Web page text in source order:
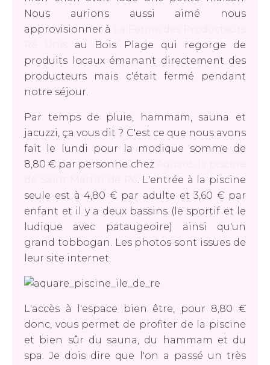
Nous aurions aussi aimé nous
approvisionner à
au Bois Plage qui regorge de
produits locaux émanant directement des
producteurs mais c'était fermé pendant
notre séjour.
Par temps de pluie, hammam, sauna et
jacuzzi, ça vous dit ? C'est ce que nous avons
fait le lundi pour la modique somme de
8,80 € par personne chez
. L'entrée à la piscine
seule est à 4,80 € par adulte et 3,60 € par
enfant et il y a deux bassins (le sportif et le
ludique avec pataugeoire) ainsi qu'un
grand tobbogan. Les photos sont issues de
leur site internet.
L'accès à l'espace bien être, pour 8,80 €
donc, vous permet de profiter de la piscine
et bien sûr du sauna, du hammam et du
spa. Je dois dire que l'on a passé un très